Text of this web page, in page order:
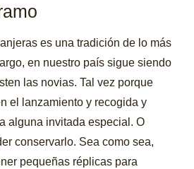
es una tradición de lo más
en nuestro país sigue siendo
las novias. Tal vez porque
el lanzamiento y recogida y
alguna invitada especial. O
conservarlo. Sea como sea,
pequeñas réplicas para